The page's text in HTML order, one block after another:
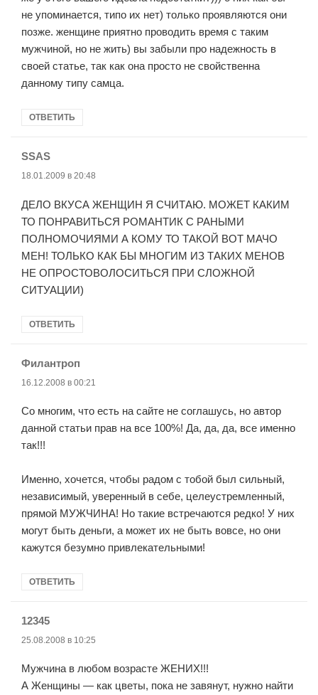
не упоминается, типо их нет) только проявляются они
позже. женщине приятно проводить время с таким
мужчиной, но не жить) вы забыли про надежность в
своей статье, так как она просто не свойственна
данному типу самца.
ОТВЕТИТЬ
SSAS
18.01.2009 в 20:48
ДЕЛО ВКУСА ЖЕНЩИН Я СЧИТАЮ. МОЖЕТ КАКИМ
ТО ПОНРАВИТЬСЯ РОМАНТИК С РАНЫМИ
ПОЛНОМОЧИЯМИ А КОМУ ТО ТАКОЙ ВОТ МАЧО
МЕН! ТОЛЬКО КАК БЫ МНОГИМ ИЗ ТАКИХ МЕНОВ
НЕ ОПРОСТОВОЛОСИТЬСЯ ПРИ СЛОЖНОЙ
СИТУАЦИИ)
ОТВЕТИТЬ
Филантроп
16.12.2008 в 00:21
Со многим, что есть на сайте не соглашусь, но автор
данной статьи прав на все 100%! Да, да, да, все именно
так!!!
Именно, хочется, чтобы радом с тобой был сильный,
независимый, уверенный в себе, целеустремленный,
прямой МУЖЧИНА! Но такие встречаются редко! У них
могут быть деньги, а может их не быть вовсе, но они
кажутся безумно привлекательными!
ОТВЕТИТЬ
12345
25.08.2008 в 10:25
Мужчина в любом возрасте ЖЕНИХ!!!
А Женщины — как цветы, пока не завянут, нужно найти